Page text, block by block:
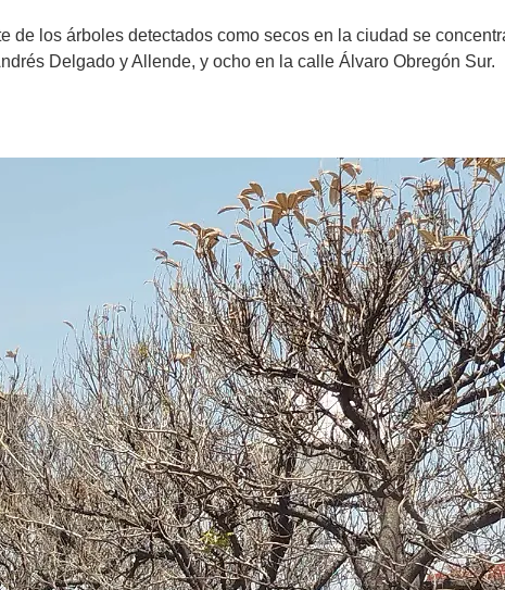
de los árboles detectados como secos en la ciudad se
Delgado y Allende, y ocho en la calle Álvaro Obregón Sur.